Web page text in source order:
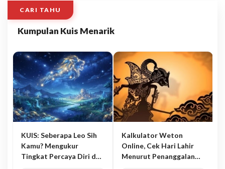
CARI TAHU
Kumpulan Kuis Menarik
KUIS: Seberapa Leo Sih
Kamu? Mengukur
Tingkat Percaya Diri dan
Kalkulator Weton
Online, Cek Hari Lahir
Menurut Penanggalan